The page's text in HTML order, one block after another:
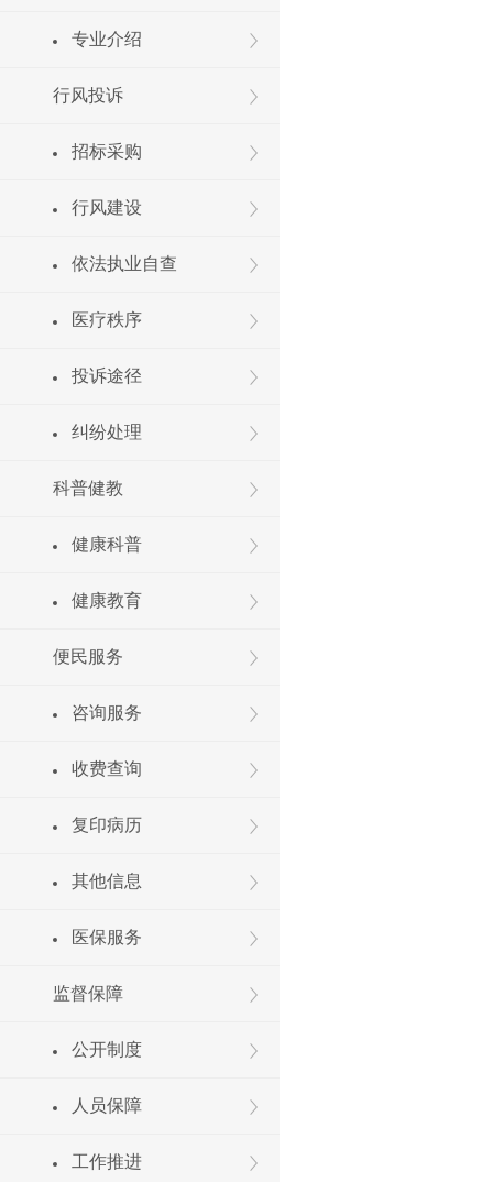
专业介绍
行风投诉
招标采购
行风建设
依法执业自查
医疗秩序
投诉途径
纠纷处理
科普健教
健康科普
健康教育
便民服务
咨询服务
收费查询
复印病历
其他信息
医保服务
监督保障
公开制度
人员保障
工作推进